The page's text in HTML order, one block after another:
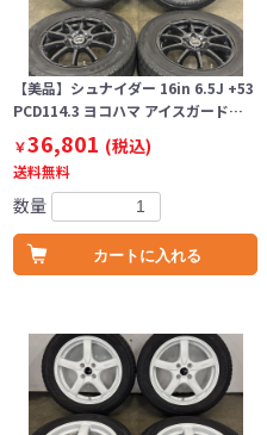
【美品】シュナイダー 16in 6.5J +53
PCD114.3 ヨコハマ アイスガード…
￥36,801 (税込)
送料無料
数量
カートに入れる